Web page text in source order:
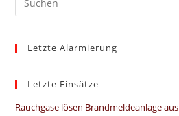
Letzte Alarmierung
Letzte Einsätze
Rauchgase lösen Brandmeldeanlage aus